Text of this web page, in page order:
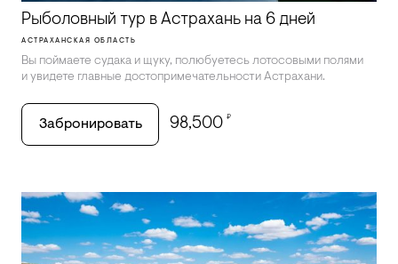
Рыболовный тур в Астрахань на 6 дней
АСТРАХАНСКАЯ ОБЛАСТЬ
Вы поймаете судака и щуку, полюбуетесь лотосовыми полями
и увидете главные достопримечательности Астрахани.
Забронировать 98,500 ₽